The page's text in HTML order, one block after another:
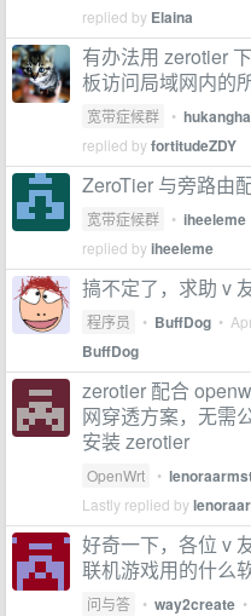
replied by Elaina
有办法用 zerotier
板访问局域网内的
宽带症候群 • hukangha
replied byfortitudeZDY
ZeroTier 与旁路由
宽带症候群 • iheeleme
replied byiheeleme
搞不定了，求助 v
程序员 • BuffDog •
BuffDog
zerotier 配合
网穿透方案，无需
安装 zerotier
OpenWrt •
Lastly replied by
好奇一下，各位 v
联机游戏用的什么
问与答 • way2create •